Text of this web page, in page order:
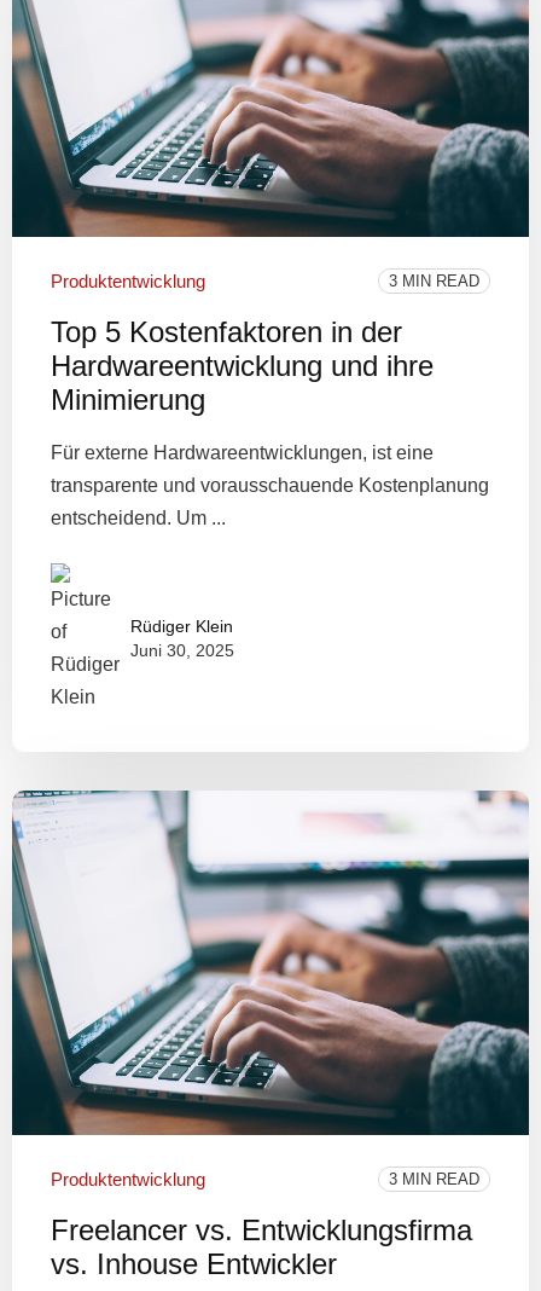
Produktentwicklung 3 MIN READ
Top 5 Kostenfaktoren in der
Hardwareentwicklung und ihre
Minimierung
Für externe Hardwareentwicklungen, ist eine
transparente und vorausschauende Kostenplanung
entscheidend. Um ...
Rüdiger Klein
Juni 30, 2025
Produktentwicklung 3 MIN READ
Freelancer vs. Entwicklungsfirma
vs. Inhouse Entwickler